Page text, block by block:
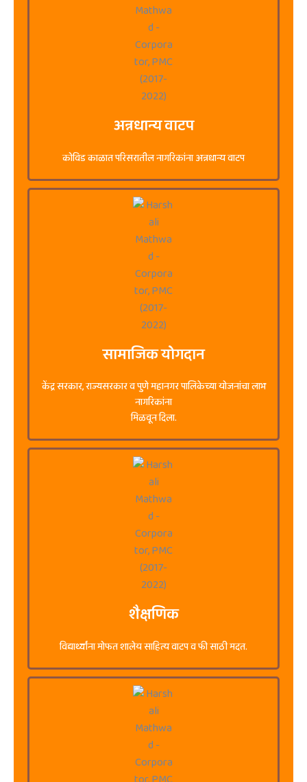
शैक्षणिक
विद्यार्थ्यांना मोफत शालेय साहित्य वाटप व फी साठी मदत.
सामाजिक योगदान
केंद्र सरकार, राज्यसरकार व पुणे महानगर पालिकेच्या योजनांचा लाभ
नागरिकांना
मिळवून दिला.
अन्नधान्य वाटप
कोविड काळात परिसरातील नागरिकांना अन्नधान्य वाटप